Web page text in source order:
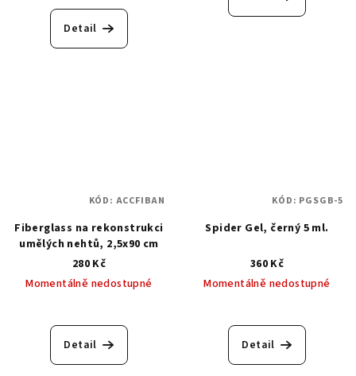
Detail
Fiberglass na rekonstrukci
umělých nehtů, 2,5x90 cm
280 Kč
Momentálně nedostupné
Detail
KÓD: ACCFIBAN
Spider Gel, černý 5 ml.
360 Kč
Momentálně nedostupné
Detail
KÓD: PGSGB-5